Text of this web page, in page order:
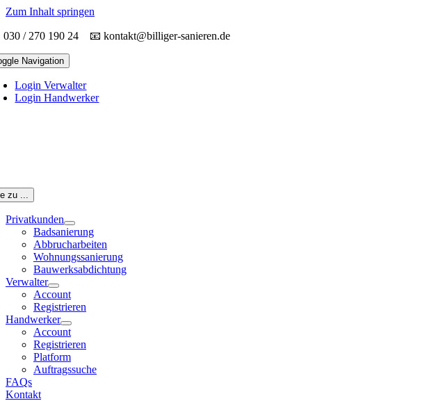
Zum Inhalt springen
/ 270 190 24 📧kontakt@billiger-sanieren.de
Navigation
Login Verwalter
Login Handwerker
zu ...
Privatkunden
Badsanierung
Abbrucharbeiten
Wohnungssanierung
Bauwerksabdichtung
Verwalter
Account
Registrieren
Handwerker
Account
Registrieren
Platform
Auftragssuche
FAQs
Kontakt